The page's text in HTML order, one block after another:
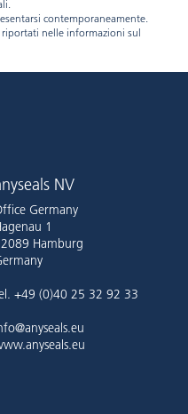
contemporaneamente.
nelle informazioni sul
NV
Germany
1
Hamburg
+49 (0)40 25 32 92 33